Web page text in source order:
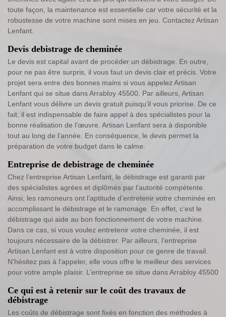
toute façon, la maintenance est essentielle car votre sécurité et la
robustesse de votre machine sont mises en jeu. Contactez Artisan
Lenfant.
Devis debistrage de cheminée
Le devis est capital avant de procéder un débistrage. En outre,
pour ne pas être surpris, il vous faut un devis clair et précis. Votre
projet sera entre des bonnes mains si vous appelez Artisan
Lenfant qui se situe dans Arrabloy 45500. Par ailleurs, Artisan
Lenfant vous délivre un devis gratuit puisqu’il vous priorise. De ce
fait, il est indispensable de faire appel à des spécialistes pour la
bonne réalisation de l’œuvre. Artisan Lenfant sera à disponible
tout au long de l’année. En conséquence, le devis permet la
préparation de votre budget dans le calme.
Entreprise de debistrage de cheminée
Chez l’entreprise Artisan Lenfant, le débistrage est garanti par
des spécialistes agrées et diplômés par l’autorité compétente.
Ainsi, les ramoneurs ont l’aptitude d’entretenir votre cheminée en
accomplissant le débistrage et le ramonage. En effet, c’est le
débistrage qui aide au bon fonctionnement de votre machine.
Dans ce cas, si vous voulez entretenir votre cheminée, il est
toujours nécessaire de la débistrer. Par ailleurs, l’entreprise
Artisan Lenfant est à votre disposition pour ce genre de travail.
N’hésitez pas à l’appeler, elle vous offre le meilleur des services
pour votre ample plaisir. L’entreprise se situe dans Arrabloy 45500
Ce qui est à retenir sur le coût des travaux de
débistrage
Les coûts de débistrage sont fixés en fonction des méthodes à